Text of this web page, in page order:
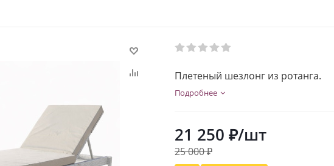
Плетеный шезлонг из ротанга.
Подробнее
21 250 ₽/шт
25 000₽